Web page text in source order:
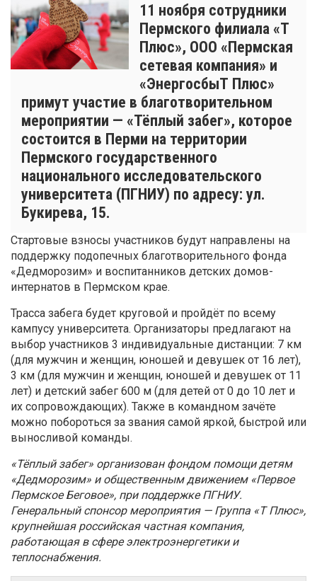
​11 ноября сотрудники
Пермского филиала «Т
Плюс», ООО «Пермская
сетевая компания» и
«ЭнергосбыТ Плюс»
примут участие в благотворительном
мероприятии — «Тёплый забег», которое
состоится в Перми на территории
Пермского государственного
национального исследовательского
университета (ПГНИУ) по адресу: ул.
Букирева, 15.
Стартовые взносы участников будут направлены на
поддержку подопечных благотворительного фонда
«Дедморозим» и воспитанников детских домов-
интернатов в Пермском крае.
Трасса забега будет круговой и пройдёт по всему
кампусу университета. Организаторы предлагают на
выбор участников 3 индивидуальные дистанции: 7 км
(для мужчин и женщин, юношей и девушек от 16 лет),
3 км (для мужчин и женщин, юношей и девушек от 11
лет) и детский забег 600 м (для детей от 0 до 10 лет и
их сопровождающих). Также в командном зачёте
можно побороться за звания самой яркой, быстрой или
выносливой команды.
«Тёплый забег» организован фондом помощи детям
«Дедморозим» и общественным движением «Первое
Пермское Беговое», при поддержке ПГНИУ.
Генеральный спонсор мероприятия — Группа «Т Плюс»,
крупнейшая российская частная компания,
работающая в сфере электроэнергетики и
теплоснабжения.